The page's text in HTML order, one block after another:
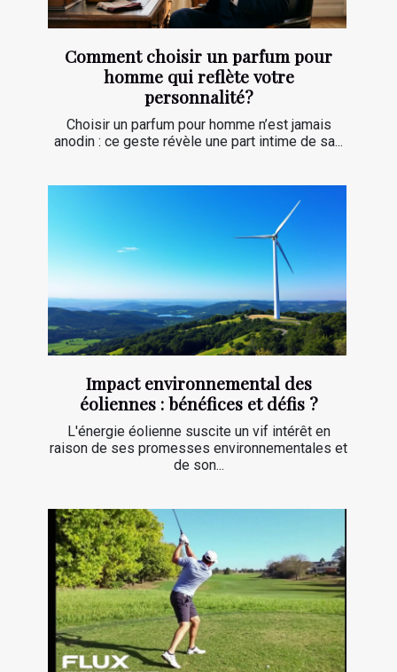
Comment choisir un parfum pour
homme qui reflète votre
personnalité?
Choisir un parfum pour homme n’est jamais
anodin : ce geste révèle une part intime de sa...
Impact environnemental des
éoliennes : bénéfices et défis ?
L'énergie éolienne suscite un vif intérêt en
raison de ses promesses environnementales et
de son...